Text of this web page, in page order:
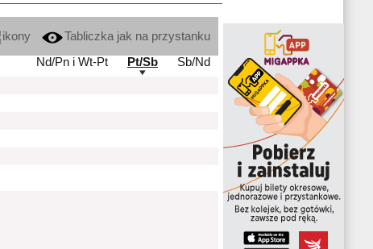
ikony
Tabliczka jak na przystanku
Nd/Pn i Wt-Pt
Pt/Sb
Sb/Nd